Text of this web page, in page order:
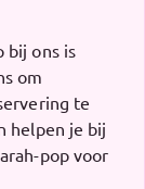
bij ons is
om
te
helpen je bij
pop voor